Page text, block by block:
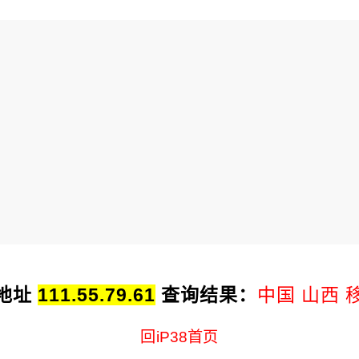
址 111.55.79.61 查询结果： 中国 山西
回iP38首页